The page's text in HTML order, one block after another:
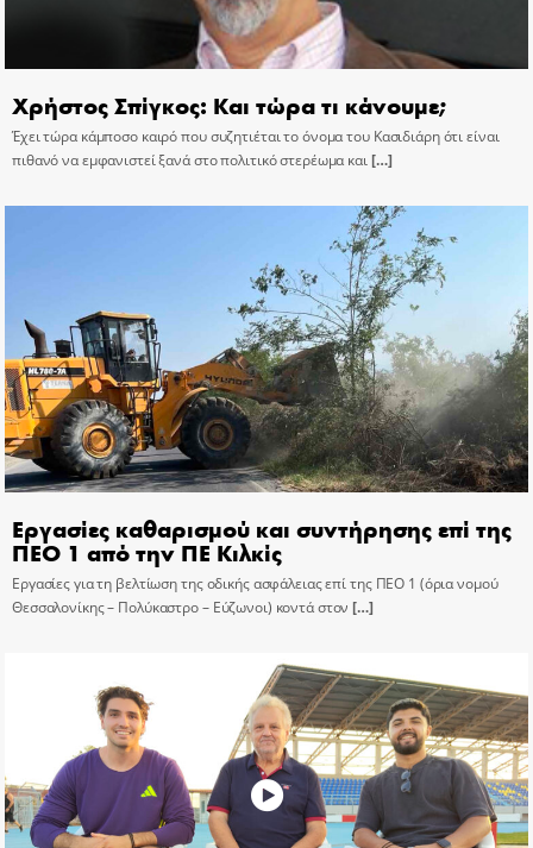
Χρήστος Σπίγκος: Και τώρα τι κάνουμε;
Έχει τώρα κάμποσο καιρό που συζητιέται το όνομα του Κασιδιάρη ότι είναι
πιθανό να εμφανιστεί ξανά στο πολιτικό στερέωμα και[…]
Εργασίες καθαρισμού και συντήρησης επί της
ΠΕΟ 1 από την ΠΕ Κιλκίς
Εργασίες για τη βελτίωση της οδικής ασφάλειας επί της ΠΕΟ 1 (όρια νομού
Θεσσαλονίκης – Πολύκαστρο – Εύζωνοι) κοντά στον […]